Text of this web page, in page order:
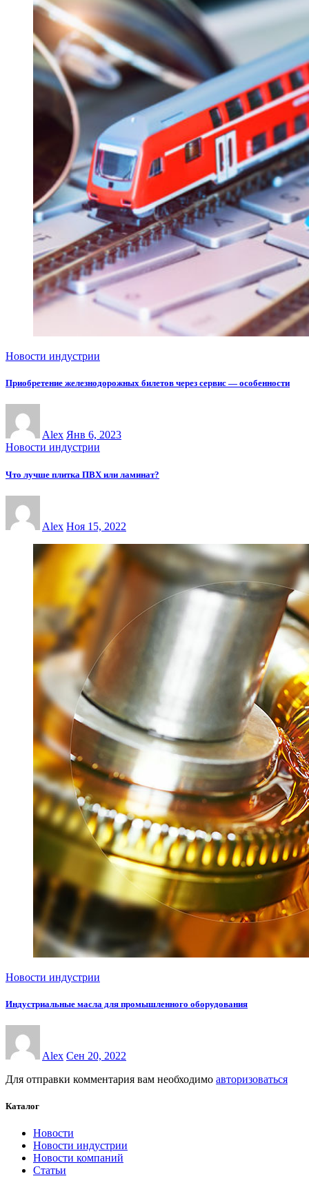
Новости индустрии
Приобретение железнодорожных билетов через сервис — особенности
Alex Янв 6, 2023
Новости индустрии
Что лучше плитка ПВХ или ламинат?
Alex Ноя 15, 2022
Новости индустрии
Индустриальные масла для промышленного оборудования
Alex Сен 20, 2022
Для отправки комментария вам необходимо авторизоваться
Каталог
Новости
Новости индустрии
Новости компаний
Статьи